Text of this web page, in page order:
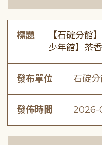
標題
【石碇分館
少年館】茶
發布單位 石碇分
發佈時間 2026-